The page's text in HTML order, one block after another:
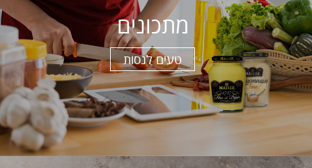
מתכונים
טעים לנסות